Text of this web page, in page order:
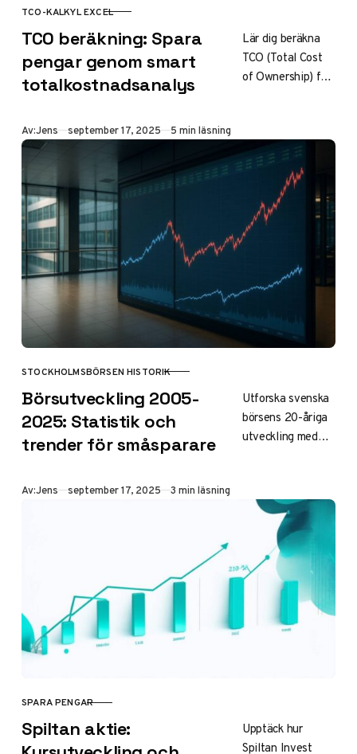
KATEGORI
TCO-KALKYL EXCEL
TCO beräkning: Spara
pengar genom smart
totalkostnadsanalys
Lär dig beräkna
TCO (Total Cost
of Ownership) för
analyserar alla
kostnader under
en produkts
livscykel med
Excel-mallar och
branschexempel.
Av:Jens Publicerad
september 17, 2025 5 min läsning
KATEGORI
STOCKHOLMSBÖRSEN HISTORIK
Börsutveckling 2005-
2025: Statistik och
trender för småsparare
Utforska svenska
börsens 20-åriga
utveckling med
strategier för
småsparare. Lär
dig hantera
marknadssvängnin
gar och maximera
dina investeringar
2025.
Av:Jens Publicerad
september 17, 2025 3 min läsning
KATEGORI
SPARA PENGAR
Spiltan aktie:
Upptäck hur
Spiltan Invest